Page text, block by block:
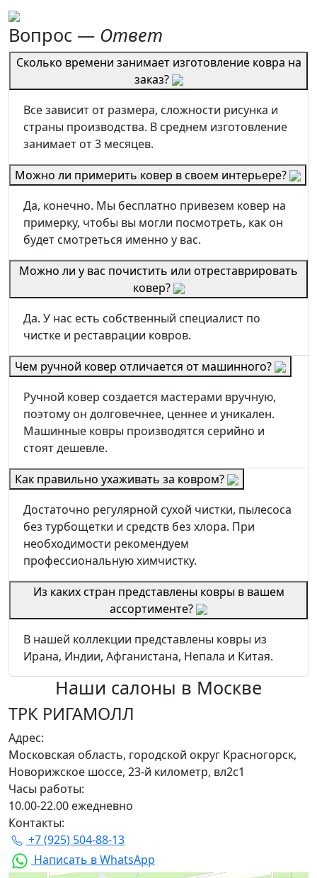
Вопрос — Ответ
Сколько времени занимает изготовление ковра на
заказ?
Все зависит от размера, сложности рисунка и
страны производства. В среднем изготовление
занимает от 3 месяцев.
Можно ли примерить ковер в своем интерьере?
Да, конечно. Мы бесплатно привезем ковер на
примерку, чтобы вы могли посмотреть, как он
будет смотреться именно у вас.
Можно ли у вас почистить или отреставрировать
ковер?
Да. У нас есть собственный специалист по
чистке и реставрации ковров.
Чем ручной ковер отличается от машинного?
Ручной ковер создается мастерами вручную,
поэтому он долговечнее, ценнее и уникален.
Машинные ковры производятся серийно и
стоят дешевле.
Как правильно ухаживать за ковром?
Достаточно регулярной сухой чистки, пылесоса
без турбощетки и средств без хлора. При
необходимости рекомендуем
профессиональную химчистку.
Из каких стран представлены ковры в вашем
ассортименте?
В нашей коллекции представлены ковры из
Ирана, Индии, Афганистана, Непала и Китая.
Наши салоны в Москве
ТРК РИГАМОЛЛ
Адрес:
Московская область, городской округ Красногорск,
Новорижское шоссе, 23-й километр, вл2с1
Часы работы:
10.00-22.00 ежедневно
Контакты:
+7 (925) 504-88-13
Написать в WhatsApp